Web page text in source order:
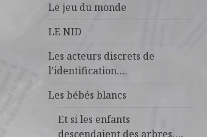
Le jeu du monde
LE NID
Les acteurs discrets de
l’identification….
Les bébés blancs
Et si les enfants
descendaient des arbres….